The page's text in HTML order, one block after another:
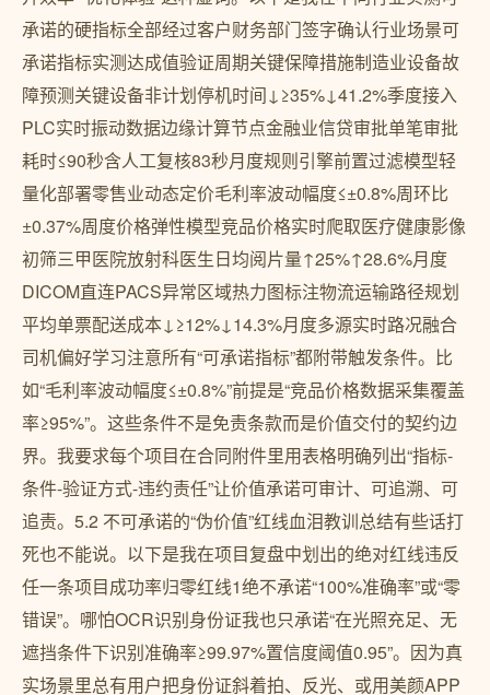
承诺的硬指标全部经过客户财务部门签字确认行业场景可
承诺指标实测达成值验证周期关键保障措施制造业设备故
障预测关键设备非计划停机时间↓≥35%↓41.2%季度接入
PLC实时振动数据边缘计算节点金融业信贷审批单笔审批
耗时≤90秒含人工复核83秒月度规则引擎前置过滤模型轻
量化部署零售业动态定价毛利率波动幅度≤±0.8%周环比
±0.37%周度价格弹性模型竞品价格实时爬取医疗健康影像
初筛三甲医院放射科医生日均阅片量↑25%↑28.6%月度
DICOM直连PACS异常区域热力图标注物流运输路径规划
平均单票配送成本↓≥12%↓14.3%月度多源实时路况融合
司机偏好学习注意所有“可承诺指标”都附带触发条件。比
如“毛利率波动幅度≤±0.8%”前提是“竞品价格数据采集覆盖
率≥95%”。这些条件不是免责条款而是价值交付的契约边
界。我要求每个项目在合同附件里用表格明确列出“指标-
条件-验证方式-违约责任”让价值承诺可审计、可追溯、可
追责。5.2 不可承诺的“伪价值”红线血泪教训总结有些话打
死也不能说。以下是我在项目复盘中划出的绝对红线违反
任一条项目成功率归零红线1绝不承诺“100%准确率”或“零
错误”。哪怕OCR识别身份证我也只承诺“在光照充足、无
遮挡条件下识别准确率≥99.97%置信度阈值0.95”。因为真
实场景里总有用户把身份证斜着拍、反光、或用美颜APP